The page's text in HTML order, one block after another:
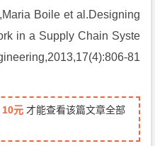
Boile et al.Designing
in a Supply Chain Syste
81
10元 才能查看该篇文章全部